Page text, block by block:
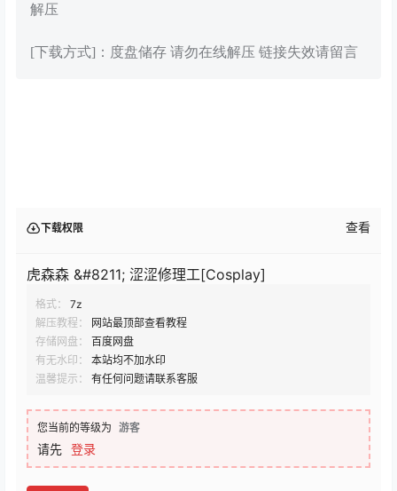
解压
[下载方式]：度盘储存 请勿在线解压 链接失效请留言
下载权限 查看
虎森森 &#8211; 涩涩修理工[Cosplay]
格式：
7z
解压教程：
网站最顶部查看教程
存储网盘：
百度网盘
有无水印：
本站均不加水印
温馨提示：
有任何问题请联系客服
您当前的等级为 游客
请先 登录